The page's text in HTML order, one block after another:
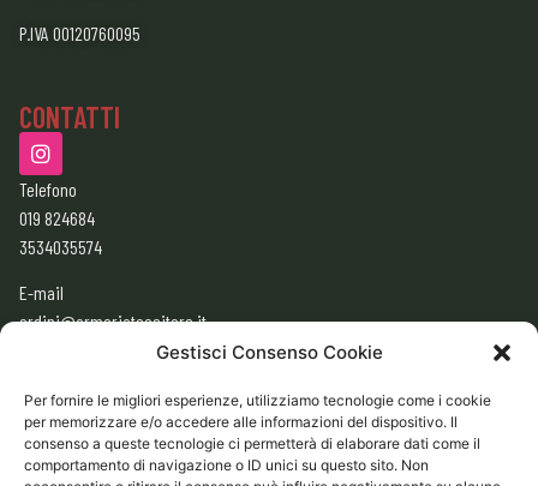
Gestisci Consenso Cookie
Per fornire le migliori esperienze, utilizziamo tecnologie come i cookie
per memorizzare e/o accedere alle informazioni del dispositivo. Il
consenso a queste tecnologie ci permetterà di elaborare dati come il
comportamento di navigazione o ID unici su questo sito. Non
P.IVA 00120760095
CONTATTI
Telefono
019 824684
3534035574
E-mail
ordini@armeriatessitore.it
armeriatessitore@gmail.com
ORARI
9:00 – 12:30